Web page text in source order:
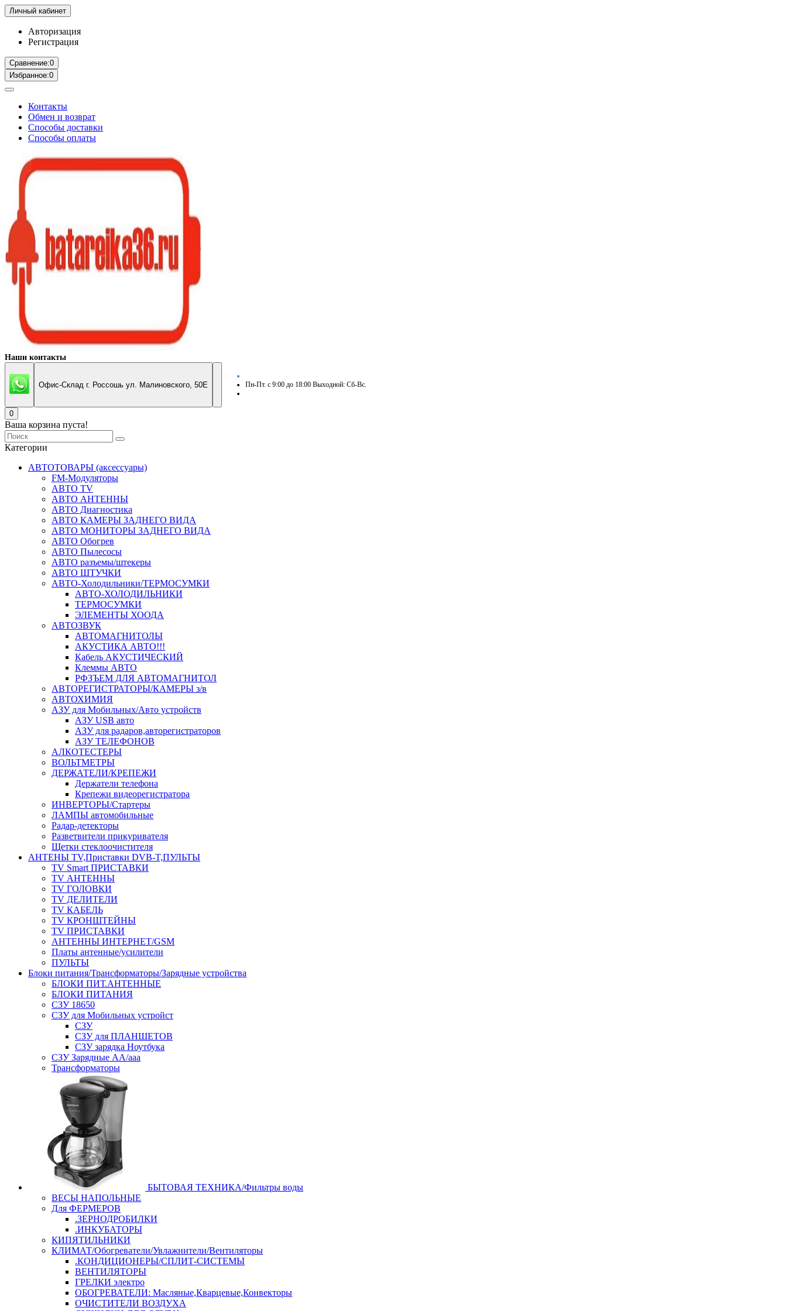
Личный кабинет
Авторизация
Регистрация
Сравнение:0
Избранное:0
Контакты
Обмен и возврат
Способы доставки
Способы оплаты
Наши контакты
Офис-Склад г. Россошь ул. Малиновского, 50Е Пн-Пт. с 9:00 до 18:00 Выходной: Сб-Вс.
0
Ваша корзина пуста!
Категории
АВТОТОВАРЫ (аксессуары)
FM-Модуляторы
АВТО TV
АВТО АНТЕННЫ
АВТО Диагностика
АВТО КАМЕРЫ ЗАДНЕГО ВИДА
АВТО МОНИТОРЫ ЗАДНЕГО ВИДА
АВТО Обогрев
АВТО Пылесосы
АВТО разъемы/штекеры
АВТО ШТУЧКИ
АВТО-Холодильники/ТЕРМОСУМКИ
АВТО-ХОЛОДИЛЬНИКИ
ТЕРМОСУМКИ
ЭЛЕМЕНТЫ ХООДА
АВТОЗВУК
АВТОМАГНИТОЛЫ
АКУСТИКА АВТО!!!
Кабель АКУСТИЧЕСКИЙ
Клеммы АВТО
РФЗЪЕМ ДЛЯ АВТОМАГНИТОЛ
АВТОРЕГИСТРАТОРЫ/КАМЕРЫ з/в
АВТОХИМИЯ
АЗУ для Мобильных/Авто устройств
АЗУ USB авто
АЗУ для радаров,авторегистраторов
АЗУ ТЕЛЕФОНОВ
АЛКОТЕСТЕРЫ
ВОЛЬТМЕТРЫ
ДЕРЖАТЕЛИ/КРЕПЕЖИ
Держатели телефона
Крепежи видеорегистратора
ИНВЕРТОРЫ/Стартеры
ЛАМПЫ автомобильные
Радар-детекторы
Разветвители прикуривателя
Щетки стеклоочистителя
АНТЕНЫ ТV,Приставки DVB-T,ПУЛЬТЫ
TV Smart ПРИСТАВКИ
TV АНТЕННЫ
TV ГОЛОВКИ
TV ДЕЛИТЕЛИ
TV КАБЕЛЬ
TV КРОНШТЕЙНЫ
TV ПРИСТАВКИ
АНТЕННЫ ИНТЕРНЕТ/GSM
Платы антенные/усилители
ПУЛЬТЫ
Блоки питания/Трансформаторы/Зарядные устройства
БЛОКИ ПИТ.АНТЕННЫЕ
БЛОКИ ПИТАНИЯ
СЗУ 18650
СЗУ для Мобильных устройст
СЗУ
СЗУ для ПЛАНШЕТОВ
СЗУ зарядка Ноутбука
СЗУ Зарядные АА/ааа
Трансформаторы
БЫТОВАЯ ТЕХНИКА/Фильтры воды
ВЕСЫ НАПОЛЬНЫЕ
Для ФЕРМЕРОВ
.ЗЕРНОДРОБИЛКИ
.ИНКУБАТОРЫ
КИПЯТИЛЬНИКИ
КЛИМАТ/Обогреватели/Увлажнители/Вентиляторы
.КОНДИЦИОНЕРЫ/СПЛИТ-СИСТЕМЫ
ВЕНТИЛЯТОРЫ
ГРЕЛКИ электро
ОБОГРЕВАТЕЛИ: Масляные,Кварцевые,Конвекторы
ОЧИСТИТЕЛИ ВОЗДУХА